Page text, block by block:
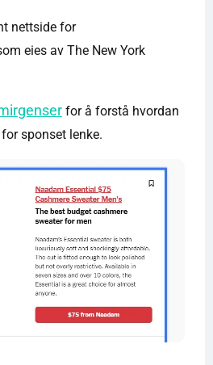
nettside for
eies av The New York
for å forstå hvordan
sponset lenke.